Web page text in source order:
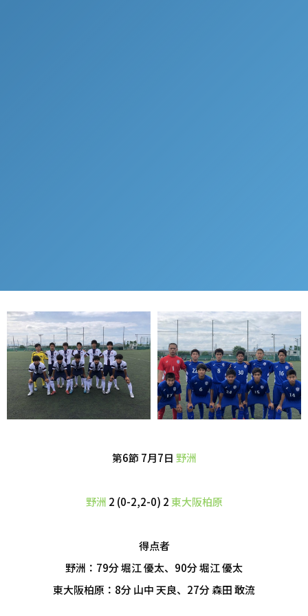
第6節 7月7日 野洲
野洲 2 (0-2,2-0) 2東大阪柏原
得点者
野洲：79分 堀江 優太、90分 堀江 優太
東大阪柏原：8分 山中 天良、27分 森田 敢流